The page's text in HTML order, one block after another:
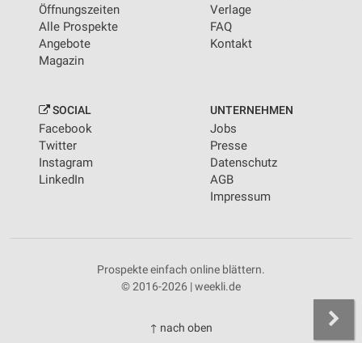
Öffnungszeiten
Alle Prospekte
Angebote
Magazin
Verlage
FAQ
Kontakt
SOCIAL
Facebook
Twitter
Instagram
LinkedIn
UNTERNEHMEN
Jobs
Presse
Datenschutz
AGB
Impressum
Prospekte einfach online blättern.
© 2016-2026 | weekli.de
↑ nach oben